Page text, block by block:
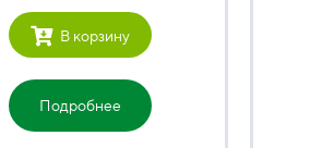
В корзину
Подробнее